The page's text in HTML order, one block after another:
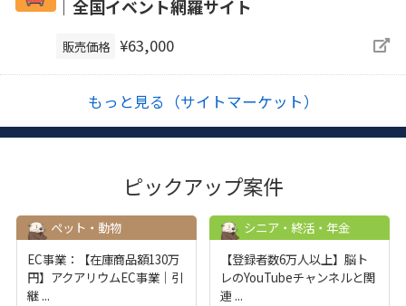
｜全国イベント網羅サイト
販売価格 ¥63,000
もっと見る（サイトマーケット）
ピックアップ案件
ペット・動物
EC事業：【在庫商品額130万
円】アクアリウムEC事業｜引
継 ...
シニア・終活・年金
【登録者数6万人以上】脳ト
レのYouTubeチャンネルと関
連 ...